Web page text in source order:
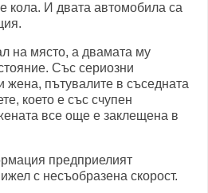
кола. И двата автомобила са
на място, а двамата му
Със сериозни
пътувалите в съседната
което е със счупен
все още е заклещена в
предприелият
с несъобразена скорост.